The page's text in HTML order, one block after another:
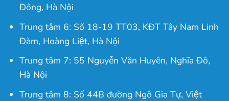
Đông, Hà Nội
Trung tâm 6: Số 18-19 TT03, KĐT Tây Nam Linh
Đàm, Hoàng Liệt, Hà Nội
Trung tâm 7: 55 Nguyễn Văn Huyên, Nghĩa Đô,
Hà Nội
Trung tâm 8: Số 44B đường Ngô Gia Tự, Việt